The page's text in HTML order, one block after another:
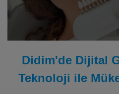
Didim'de Dijital
Teknoloji ile